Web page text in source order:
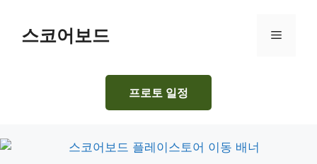
content스코어보드 Menu
프로토 일정